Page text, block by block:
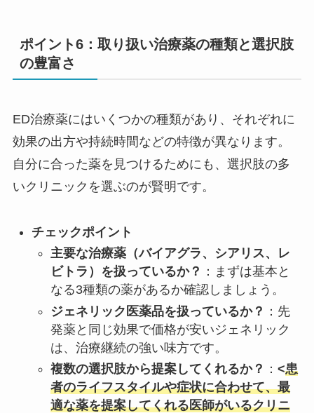
ポイント6：取り扱い治療薬の種類と選択肢
の豊富さ
ED治療薬にはいくつかの種類があり、それぞれに
効果の出方や持続時間などの特徴が異なります。
自分に合った薬を見つけるためにも、選択肢の多
いクリニックを選ぶのが賢明です。
チェックポイント
主要な治療薬（バイアグラ、シアリス、レ
ビトラ）を扱っているか？ ：まずは基本と
なる3種類の薬があるか確認しましょう。
ジェネリック医薬品を扱っているか？ ：先
発薬と同じ効果で価格が安いジェネリック
は、治療継続の強い味方です。
複数の選択肢から提案してくれるか？ ： <患
者のライフスタイルや症状に合わせて、最
適な薬を提案してくれる医師がいるクリニ